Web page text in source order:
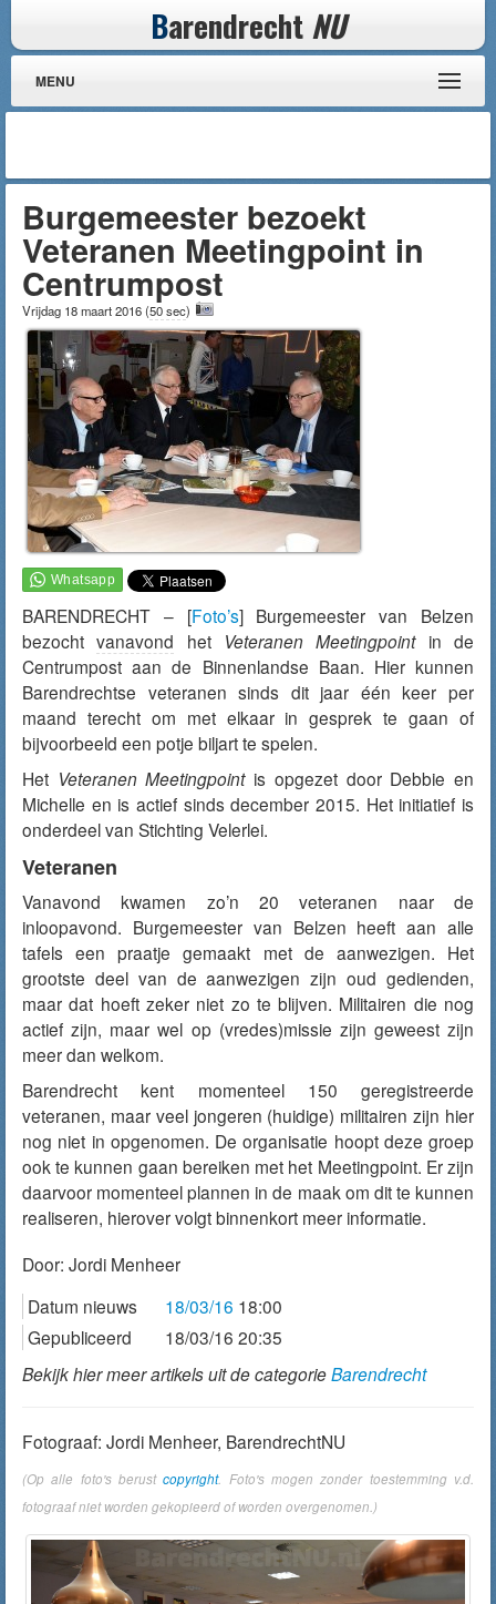
Barendrecht NU
MENU
Burgemeester bezoekt
Veteranen Meetingpoint in
Centrumpost
Vrijdag 18 maart 2016(50 sec)
BARENDRECHT – [Foto’s] Burgemeester van Belzen
bezochtvanavond het Veteranen Meetingpointin de
Centrumpost aan de Binnenlandse Baan. Hier kunnen
Barendrechtse veteranen sinds dit jaar één keer per
maand terecht om met elkaar in gesprek te gaan of
bijvoorbeeld een potje biljart te spelen.
Het Veteranen Meetingpointis opgezet door Debbie en
Michelle en is actief sinds december 2015. Het initiatief is
onderdeel van Stichting Velerlei.
Veteranen
Vanavond kwamen zo’n 20 veteranen naar de
inloopavond. Burgemeester van Belzen heeft aan alle
tafels een praatje gemaakt met de aanwezigen. Het
grootste deel van de aanwezigen zijn oud gedienden,
maar dat hoeft zeker niet zo te blijven. Militairen die nog
actief zijn, maar wel op (vredes)missie zijn geweest zijn
meer dan welkom.
Barendrecht kent momenteel 150 geregistreerde
veteranen, maar veel jongeren (huidige) militairen zijn hier
nog niet in opgenomen. De organisatie hoopt deze groep
ook te kunnen gaan bereiken met het Meetingpoint. Er zijn
daarvoor momenteel plannen in de maak om dit te kunnen
realiseren, hierover volgt binnenkort meer informatie.
Door: Jordi Menheer
Datum nieuws
18/03/16 18:00
Gepubliceerd
18/03/16 20:35
Bekijk hier meer artikels uit de categorieBarendrecht
Fotograaf: Jordi Menheer, BarendrechtNU
(Op alle foto's berustcopyright. Foto's mogen zonder toestemming v.d.
fotograaf niet worden gekopieerd of worden overgenomen.)